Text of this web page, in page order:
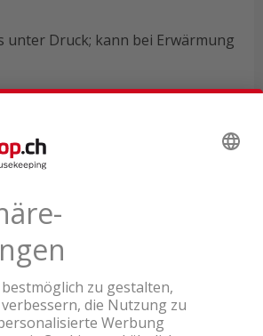
unter Druck; kann bei Erwärmung